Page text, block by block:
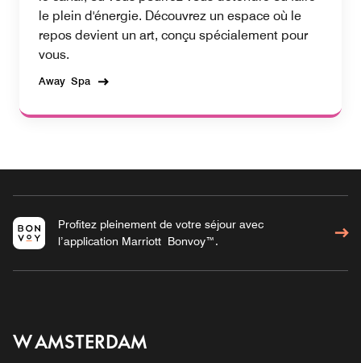
le plein d'énergie. Découvrez un espace où le
repos devient un art, conçu spécialement pour
vous.
Away Spa
Profitez pleinement de votre séjour avec
l’application Marriott Bonvoy™.
W AMSTERDAM